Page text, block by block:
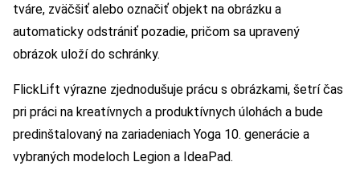
tváre, zväčšiť alebo označiť objekt na obrázku a
automaticky odstrániť pozadie, pričom sa upravený
obrázok uloží do schránky.
FlickLift výrazne zjednodušuje prácu s obrázkami, šetrí čas
pri práci na kreatívnych a produktívnych úlohách a bude
predinštalovaný na zariadeniach Yoga 10. generácie a
vybraných modeloch Legion a IdeaPad.